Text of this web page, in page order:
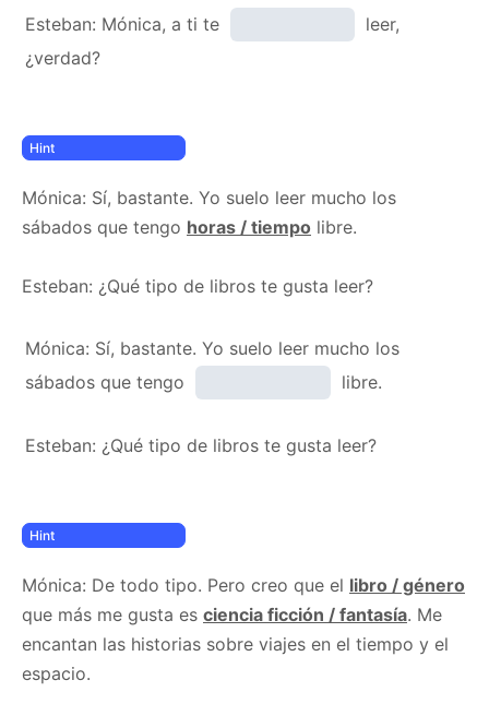
Esteban: Mónica, a ti te
leer,
¿verdad?
Mónica: Sí, bastante. Yo suelo leer mucho los
sábados que tengo horas / tiempo libre.
Esteban: ¿Qué tipo de libros te gusta leer?
Mónica: Sí, bastante. Yo suelo leer mucho los
sábados que tengo
libre.
Esteban: ¿Qué tipo de libros te gusta leer?
Mónica: De todo tipo. Pero creo que el libro / género
que más me gusta es ciencia ficción / fantasía. Me
encantan las historias sobre viajes en el tiempo y el
espacio.